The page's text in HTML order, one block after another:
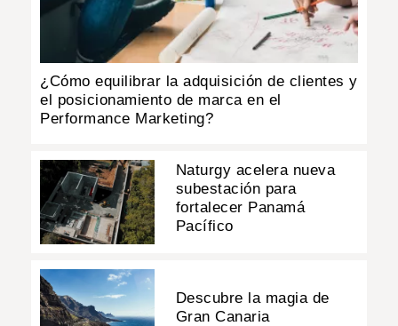
¿Cómo equilibrar la adquisición de clientes y
el posicionamiento de marca en el
Performance Marketing?
Naturgy acelera nueva
subestación para
fortalecer Panamá
Pacífico
Descubre la magia de
Gran Canaria